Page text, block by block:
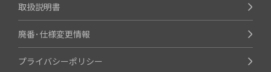
取扱説明書
廃番･仕様変更情報
プライバシーポリシー